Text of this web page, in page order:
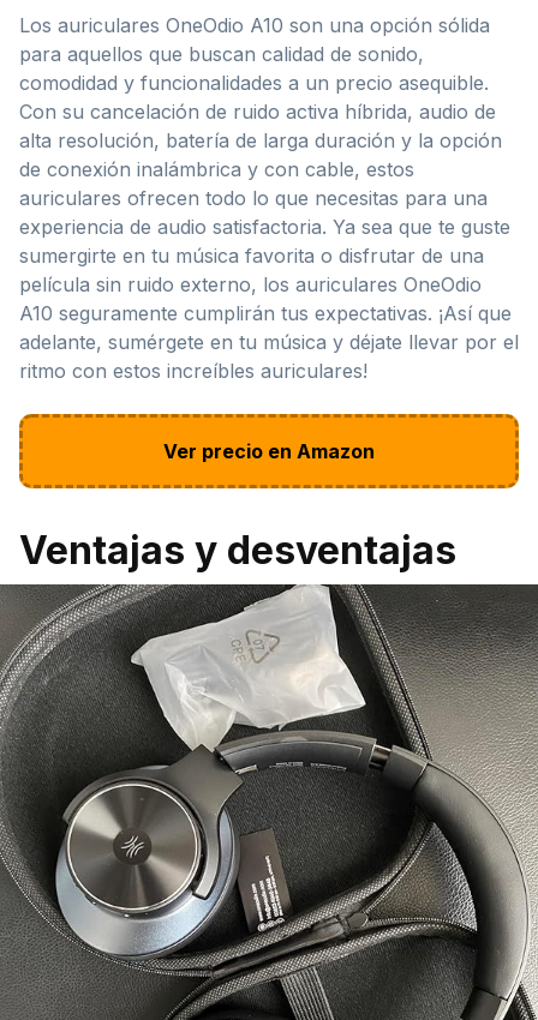
Los auriculares OneOdio A10 son una opción sólida
para aquellos que buscan calidad de sonido,
comodidad y funcionalidades a un precio asequible.
Con su cancelación de ruido activa híbrida, audio de
alta resolución, batería de larga duración y la opción
de conexión inalámbrica y con cable, estos
auriculares ofrecen todo lo que necesitas para una
experiencia de audio satisfactoria. Ya sea que te guste
sumergirte en tu música favorita o disfrutar de una
película sin ruido externo, los auriculares OneOdio
A10 seguramente cumplirán tus expectativas. ¡Así que
adelante, sumérgete en tu música y déjate llevar por el
ritmo con estos increíbles auriculares!
Ver precio en Amazon
Ventajas y desventajas